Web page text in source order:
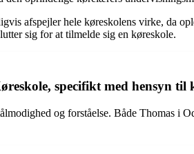
afspejler hele køreskolens virke,
sig for at tilmelde sig en køreskole.
specifikt med hensyn til
og forståelse. Både Thomas i